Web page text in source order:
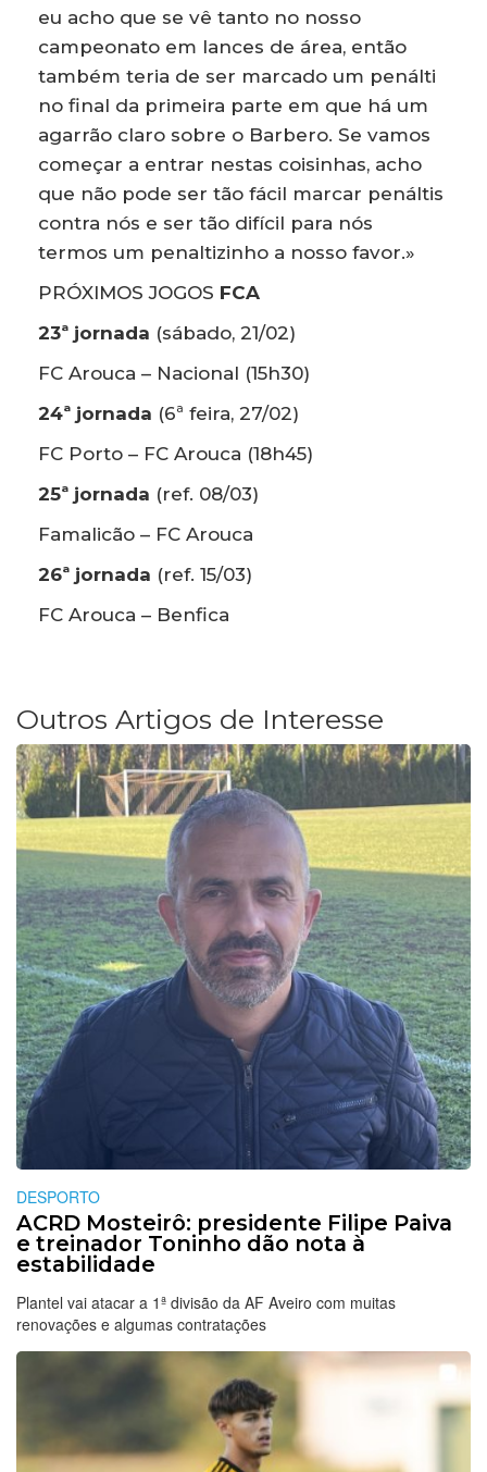
eu acho que se vê tanto no nosso
campeonato em lances de área, então
também teria de ser marcado um penálti
no final da primeira parte em que há um
agarrão claro sobre o Barbero. Se vamos
começar a entrar nestas coisinhas, acho
que não pode ser tão fácil marcar penáltis
contra nós e ser tão difícil para nós
termos um penaltizinho a nosso favor.»
PRÓXIMOS JOGOS FCA
23ª jornada (sábado, 21/02)
FC Arouca – Nacional (15h30)
24ª jornada (6ª feira, 27/02)
FC Porto – FC Arouca (18h45)
25ª jornada (ref. 08/03)
Famalicão – FC Arouca
26ª jornada (ref. 15/03)
FC Arouca – Benfica
Outros Artigos de Interesse
DESPORTO
ACRD Mosteirô: presidente Filipe Paiva
e treinador Toninho dão nota à
estabilidade
Plantel vai atacar a 1ª divisão da AF Aveiro com muitas
renovações e algumas contratações